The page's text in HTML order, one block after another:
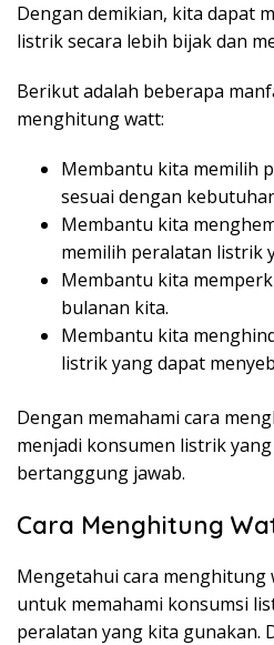
Dengan demikian, kita dapat
listrik secara lebih bijak dan
Berikut adalah beberapa
menghitung watt:
Membantu kita memilih
sesuai dengan
Membantu kita
memilih peralatan listrik
Membantu kita
bulanan kita.
Membantu kita
listrik yang dapat
Dengan memahami cara
menjadi konsumen listrik
bertanggung jawab.
Cara Menghitung
Mengetahui cara
untuk memahami konsumsi
peralatan yang kita gunakan.